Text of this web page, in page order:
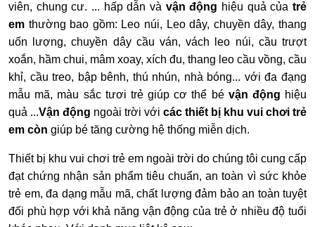
viên, chung cư. ... hấp dẫn và vận động hiệu quả củatrẻ
em thường bao gồm: Leo núi, Leo dây, chuyền dây, thang
uốn lượng, chuyền dây cầu ván, vách leo núi, cầu trượt
xoắn, hầm chui, mâm xoay, xích đu, thang leo cầu vồng, cầu
khỉ, cầu treo, bập bênh, thú nhún, nhà bóng... với đa đạng
mẫu mã, màu sắc tươi trẻ giúp cơ thể bé vận động hiệu
quả ...Vận động ngoài trời với các thiết bị khu vui chơi trẻ
em còn giúp bé tăng cường hệ thống miễn dịch.
Thiết bị khu vui chơi trẻ em ngoài trời do chúng tôi cung cấp
đạt chứng nhận sản phẩm tiêu chuẩn, an toàn vì sức khỏe
trẻ em, đa dạng mẫu mã, chất lượng đảm bảo an toàn tuyệt
đối phù hợp với khả năng vận động của trẻ ở nhiều độ tuổi